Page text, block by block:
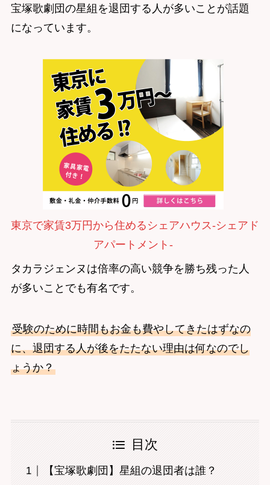
宝塚歌劇団の星組を退団する人が多いことが話題
になっています。
東京で家賃3万円から住めるシェアハウス-シェアド
アパートメント-
タカラジェンヌは倍率の高い競争を勝ち残った人
が多いことでも有名です。
受験のために時間もお金も費やしてきたはずなの
に、退団する人が後をたたない理由は何なのでし
ょうか？
目次
【宝塚歌劇団】星組の退団者は誰？